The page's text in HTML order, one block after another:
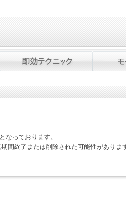
なっております。
間終了または削除された可能性がありま